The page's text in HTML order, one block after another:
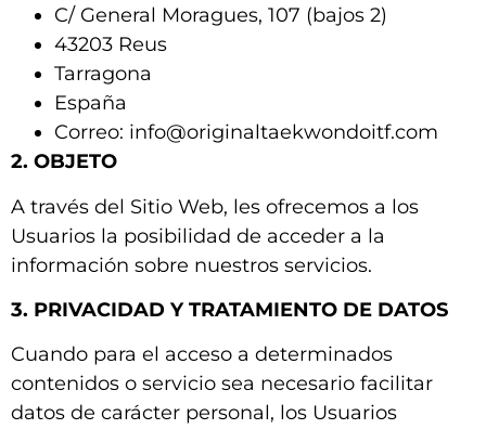
C/ General Moragues, 107 (bajos 2)
43203 Reus
Tarragona
España
Correo: info@originaltaekwondoitf.com
2. OBJETO
A través del Sitio Web, les ofrecemos a los
Usuarios la posibilidad de acceder a la
información sobre nuestros servicios.
3. PRIVACIDAD Y TRATAMIENTO DE DATOS
Cuando para el acceso a determinados
contenidos o servicio sea necesario facilitar
datos de carácter personal, los Usuarios